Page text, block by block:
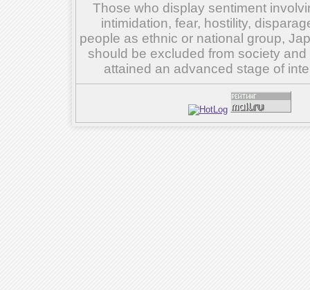
Those who display sentiment
intimidation, fear, hostility,
people as ethnic or national group,
should be excluded from society
attained an advanced stage of